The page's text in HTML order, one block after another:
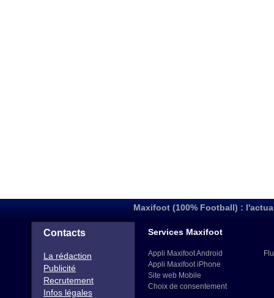
Maxifoot (100% Football) :
Contacts
La rédaction
Publicité
Recrutement
Infos légales
Services Maxifoot
Appli Maxifoot Android
Appli Maxifoot iPhone
Site web Mobile
Choix de consentement